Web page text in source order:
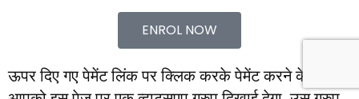
ENROL NOW
ऊपर दिए गए पेमेंट लिंक पर क्लिक करके पेमेंट करने के बाद